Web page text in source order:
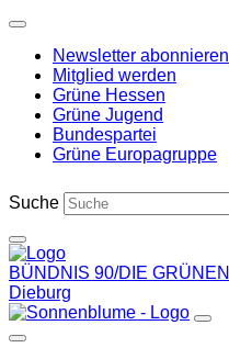
Weiter
Inhalt
Newsletter abonnieren
Mitglied werden
Grüne Hessen
Grüne Jugend
Bundespartei
Grüne Europagruppe
Suche
BÜNDNIS 90/DIE GRÜNEN
Dieburg